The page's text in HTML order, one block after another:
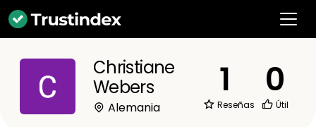
Christiane
Webers
Alemania
1
Reseñas
0
Útil